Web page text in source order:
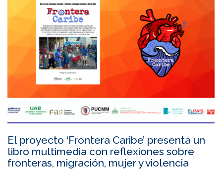
El proyecto ‘Frontera Caribe’ presenta un
libro multimedia con reflexiones sobre
fronteras, migración, mujer y violencia